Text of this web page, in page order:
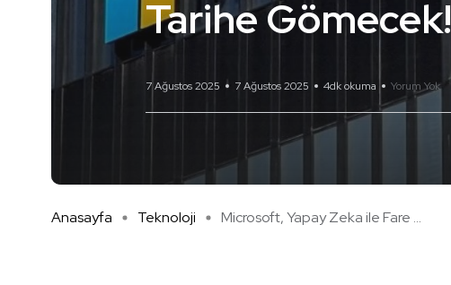
Tarihe Gömecek!
7 Ağustos 2025 7 Ağustos 2025 4dk okuma Yorum Yok
Anasayfa Teknoloji Microsoft, Yapay Zeka ile Fare ...